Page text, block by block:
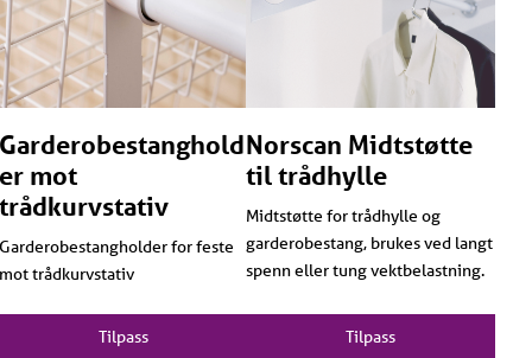
Garderobestanghold
er mot
trådkurvstativ
Garderobestangholder for feste
mot trådkurvstativ
Tilpass
Norscan Midtstøtte
til trådhylle
Midtstøtte for trådhylle og
garderobestang, brukes ved langt
spenn eller tung vektbelastning.
Tilpass